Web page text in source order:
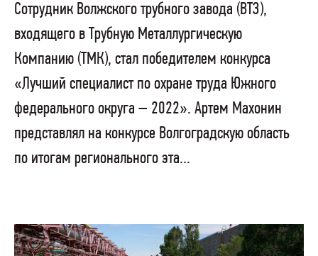
Сотрудник Волжского трубного завода (ВТЗ),
входящего в Трубную Металлургическую
Компанию (ТМК), стал победителем конкурса
«Лучший специалист по охране труда Южного
федерального округа – 2022». Артем Махонин
представлял на конкурсе Волгоградскую область
по итогам регионального эта...